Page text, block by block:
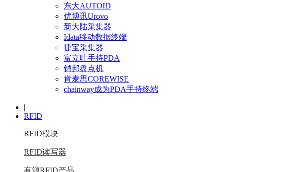
东大AUTOID
优博讯Urovo
新大陆采集器
Idata移动数据终端
捷宝采集器
富立叶手持PDA
销邦盘点机
肯麦思COREWISE
chainway成为PDA手持终端
|
RFID
RFID模块
RFID读写器
有源RFID产品